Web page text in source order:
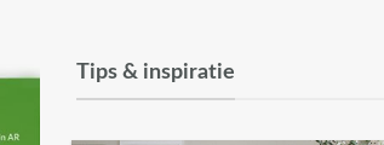
Tips & inspiratie